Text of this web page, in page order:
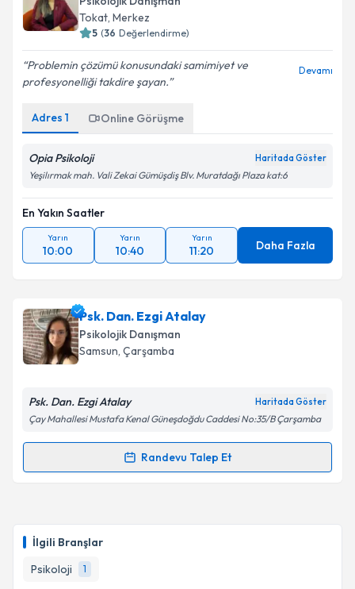
İlgili Branşlar
Psikoloji
1
Tokat, Merkez
5 (36 Değerlendirme)
Problemin çözümü konusundaki samimiyet ve
profesyonelliği takdire şayan.
Devamı
Adres 1 Online Görüşme
Opia Psikoloji Haritada Göster
Yeşilırmak mah. Vali Zekai Gümüşdiş Blv. Muratdağı Plaza kat:6
En Yakın Saatler
Yarın
10:00
Yarın
10:40
Yarın
11:20 Daha Fazla
Psk. Dan. Ezgi Atalay
Psikolojik Danışman
Samsun, Çarşamba
Psk. Dan. Ezgi Atalay Haritada Göster
Çay Mahallesi Mustafa Kenal Güneşdoğdu Caddesi No:35/B Çarşamba
Randevu Talep Et
Randevu Takvimi Talebi
takvim hazırlandığında e-posta ile bilgilendireceğiz.
E-posta Adresiniz